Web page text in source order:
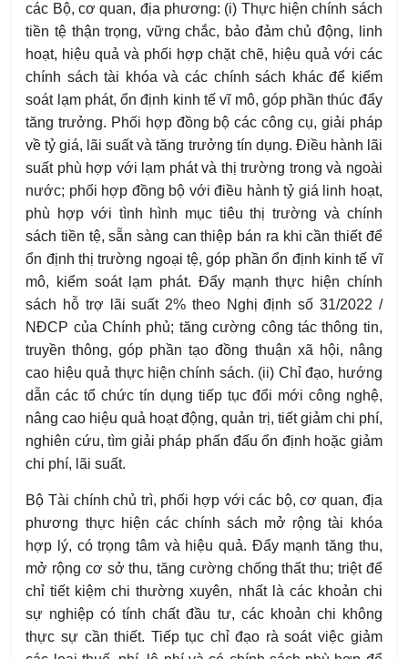
các Bộ, cơ quan, địa phương: (i) Thực hiện chính sách
tiền tệ thận trọng, vững chắc, bảo đảm chủ động, linh
hoạt, hiệu quả và phối hợp chặt chẽ, hiệu quả với các
chính sách tài khóa và các chính sách khác để kiểm
soát lạm phát, ổn định kinh tế vĩ mô, góp phần thúc đẩy
tăng trưởng. Phối hợp đồng bộ các công cụ, giải pháp
về tỷ giá, lãi suất và tăng trưởng tín dụng. Điều hành lãi
suất phù hợp với lạm phát và thị trường trong và ngoài
nước; phối hợp đồng bộ với điều hành tỷ giá linh hoạt,
phù hợp với tình hình mục tiêu thị trường và chính
sách tiền tệ, sẵn sàng can thiệp bán ra khi cần thiết để
ổn định thị trường ngoại tệ, góp phần ổn định kinh tế vĩ
mô, kiểm soát lạm phát. Đẩy mạnh thực hiện chính
sách hỗ trợ lãi suất 2% theo Nghị định số 31/2022 /
NĐCP của Chính phủ; tăng cường công tác thông tin,
truyền thông, góp phần tạo đồng thuận xã hội, nâng
cao hiệu quả thực hiện chính sách. (ii) Chỉ đạo, hướng
dẫn các tổ chức tín dụng tiếp tục đổi mới công nghệ,
nâng cao hiệu quả hoạt động, quản trị, tiết giảm chi phí,
nghiên cứu, tìm giải pháp phấn đấu ổn định hoặc giảm
chi phí, lãi suất.
Bộ Tài chính chủ trì, phối hợp với các bộ, cơ quan, địa
phương thực hiện các chính sách mở rộng tài khóa
hợp lý, có trọng tâm và hiệu quả. Đẩy mạnh tăng thu,
mở rộng cơ sở thu, tăng cường chống thất thu; triệt để
chỉ tiết kiệm chi thường xuyên, nhất là các khoản chi
sự nghiệp có tính chất đầu tư, các khoản chi không
thực sự cần thiết. Tiếp tục chỉ đạo rà soát việc giảm